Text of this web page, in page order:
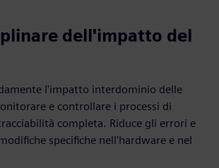
dell'impatto del
l'impatto interdominio delle
e controllare i processi di
completa. Riduce gli errori e
specifiche nell'hardware e nel